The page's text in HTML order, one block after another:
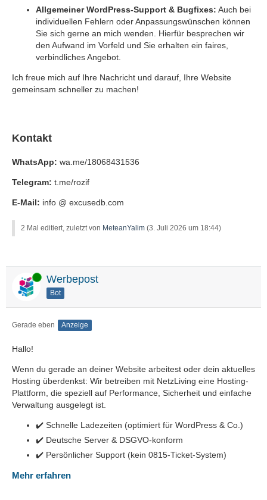
Allgemeiner WordPress-Support & Bugfixes: Auch bei
individuellen Fehlern oder Anpassungswünschen können
Sie sich gerne an mich wenden. Hierfür besprechen wir
den Aufwand im Vorfeld und Sie erhalten ein faires,
verbindliches Angebot.
Ich freue mich auf Ihre Nachricht und darauf, Ihre Website
gemeinsam schneller zu machen!
Kontakt
WhatsApp: wa.me/18068431536
Telegram: t.me/rozif
E-Mail: info @ excusedb.com
2 Mal editiert, zuletzt von MeteanYalim (3. Juli 2026 um 18:44)
Online Werbepost
Bot
Gerade eben Anzeige
Hallo!
Wenn du gerade an deiner Website arbeitest oder dein aktuelles
Hosting überdenkst: Wir betreiben mit NetzLiving eine Hosting-
Plattform, die speziell auf Performance, Sicherheit und einfache
Verwaltung ausgelegt ist.
✔️ Schnelle Ladezeiten (optimiert für WordPress & Co.)
✔️ Deutsche Server & DSGVO-konform
✔️ Persönlicher Support (kein 0815-Ticket-System)
Mehr erfahren